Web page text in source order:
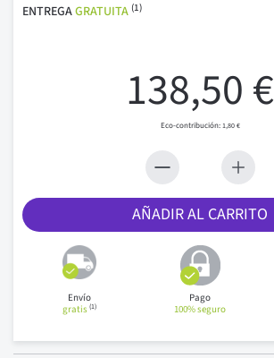
ENTREGAGRATUITA (1)
138,50 €
1,80 €
AÑADIR AL CARRITO
Envío
gratis(1)
Pago
100% seguro